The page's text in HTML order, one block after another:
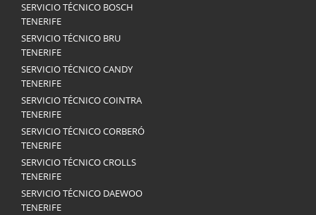
SERVICIO TÉCNICO BOSCH
TENERIFE
SERVICIO TÉCNICO BRU
TENERIFE
SERVICIO TÉCNICO CANDY
TENERIFE
SERVICIO TÉCNICO COINTRA
TENERIFE
SERVICIO TÉCNICO CORBERÓ
TENERIFE
SERVICIO TÉCNICO CROLLS
TENERIFE
SERVICIO TÉCNICO DAEWOO
TENERIFE